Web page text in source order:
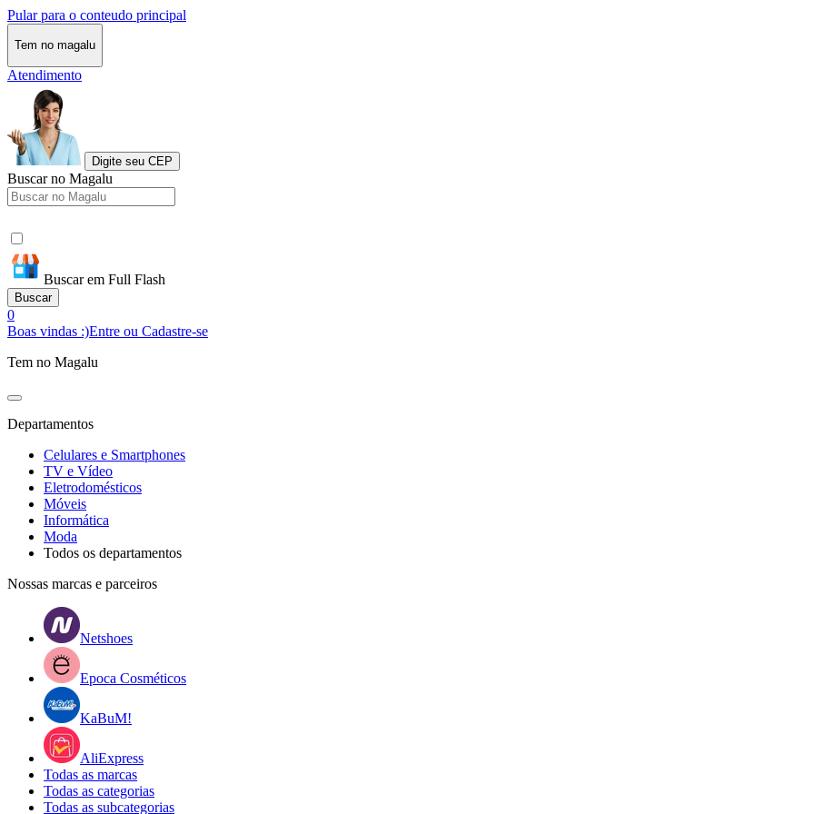
Pular para o conteudo principal
Tem no magalu
Atendimento
Digite seu CEP
Buscar no Magalu
Buscar em Full Flash
Buscar
0
Boas vindas :)Entre ou Cadastre-se
Tem no Magalu
Departamentos
Celulares e Smartphones
TV e Vídeo
Eletrodomésticos
Móveis
Informática
Moda
Todos os departamentos
Nossas marcas e parceiros
Netshoes
Epoca Cosméticos
KaBuM!
AliExpress
Todas as marcas
Todas as categorias
Todas as subcategorias